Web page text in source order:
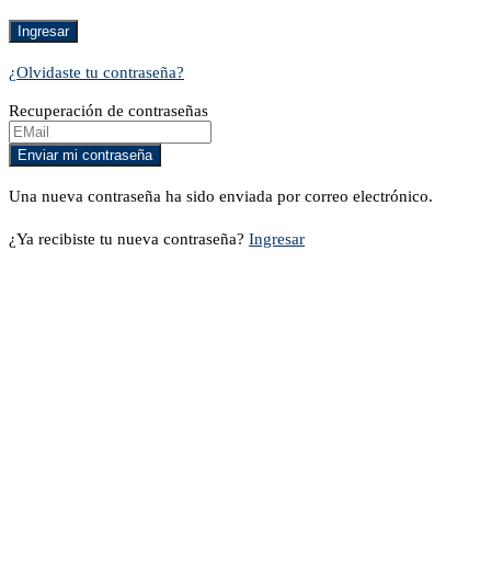
¿Olvidaste tu contraseña?
Recuperación de contraseñas
Una nueva contraseña ha sido enviada por correo electrónico.
¿Ya recibiste tu nueva contraseña? Ingresar